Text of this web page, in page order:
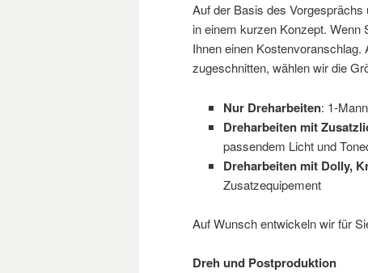
Auf der Basis des
in einem kurzen Konzept.
Ihnen einen Kostenvoranschlag.
zugeschnitten, wählen wir die
Nur Dreharbeiten: 1-
Dreharbeiten mit
passendem Licht und
Dreharbeiten mit Dolly,
Zusatzequipement
Auf Wunsch entwickeln wir für
Dreh und Postproduktion